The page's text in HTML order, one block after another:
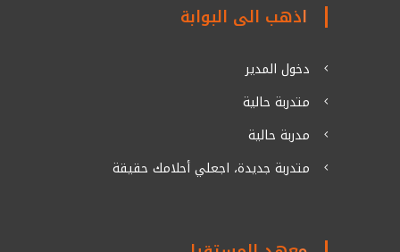
اذهب الى البوابة
دخول المدير
متدربة حالية
مدربة حالية
متدربة جديدة، اجعلي أحلامك حقيقة